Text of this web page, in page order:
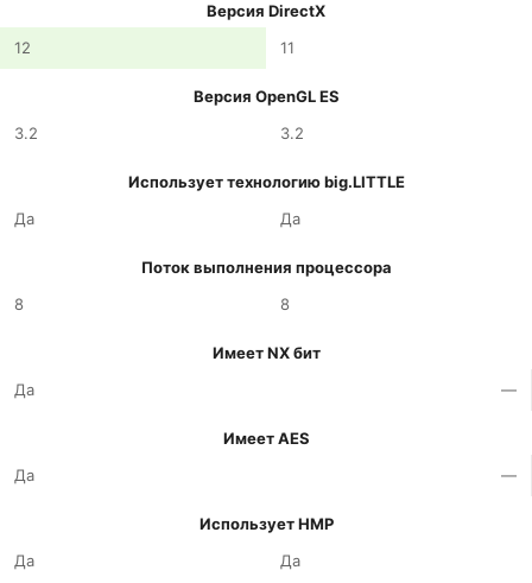
Версия DirectX
12
11
Версия OpenGL ES
3.2
3.2
Использует технологию big.LITTLE
Да
Да
Поток выполнения процессора
8
8
Имеет NX бит
Да
—
Имеет AES
Да
—
Использует HMP
Да
Да